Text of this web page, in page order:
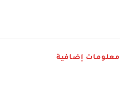
معلومات إضافية